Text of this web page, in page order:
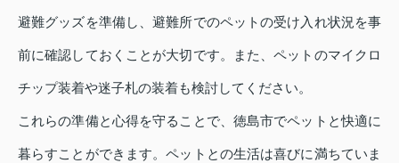
避難グッズを準備し、避難所でのペットの受け入れ状況を事
前に確認しておくことが大切です。また、ペットのマイクロ
チップ装着や迷子札の装着も検討してください。
これらの準備と心得を守ることで、徳島市でペットと快適に
暮らすことができます。ペットとの生活は喜びに満ちていま